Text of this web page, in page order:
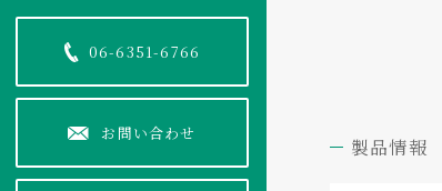
06-6351-6766
お問い合わせ
製品情報